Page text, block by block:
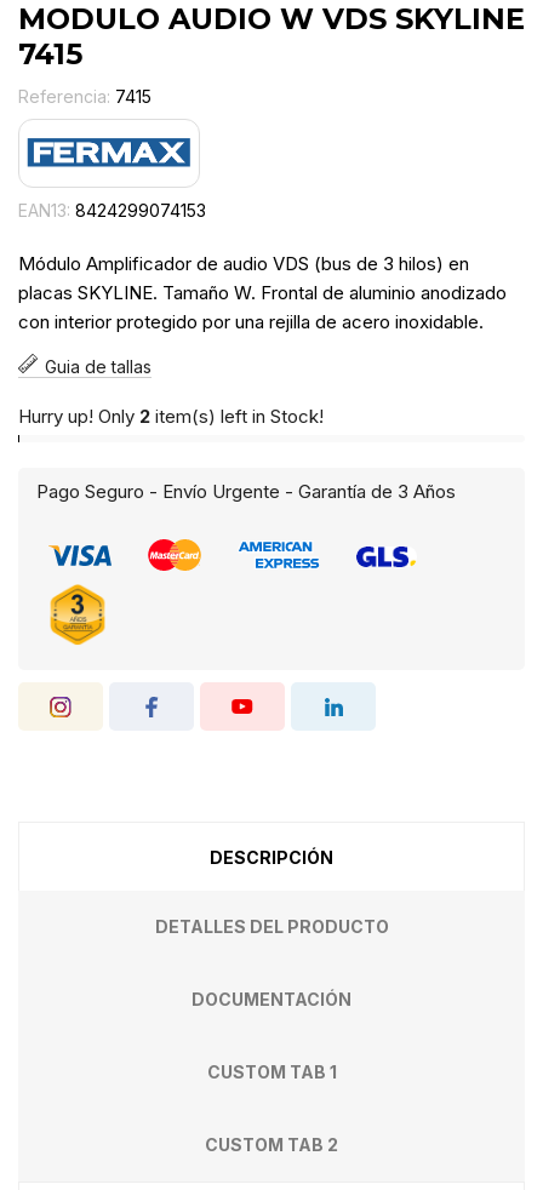
MODULO AUDIO W VDS SKYLINE
7415
Referencia: 7415
EAN13: 8424299074153
Módulo Amplificador de audio VDS (bus de 3 hilos) en
placas SKYLINE. Tamaño W. Frontal de aluminio anodizado
con interior protegido por una rejilla de acero inoxidable.
Guia de tallas
Hurry up! Only 2 item(s) left in Stock!
Pago Seguro - Envío Urgente - Garantía de 3 Años
DESCRIPCIÓN
DETALLES DEL PRODUCTO
DOCUMENTACIÓN
CUSTOM TAB 1
CUSTOM TAB 2